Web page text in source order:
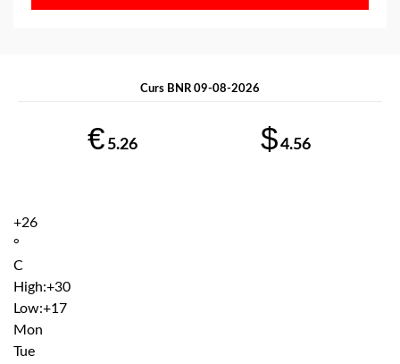
Curs BNR 09-08-2026
€ 5.26 $4.56
+26
°
C
High:+30
Low:+17
Mon
Tue